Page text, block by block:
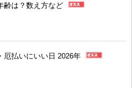
齢は？数え方など
厄払いにいい日 2026年